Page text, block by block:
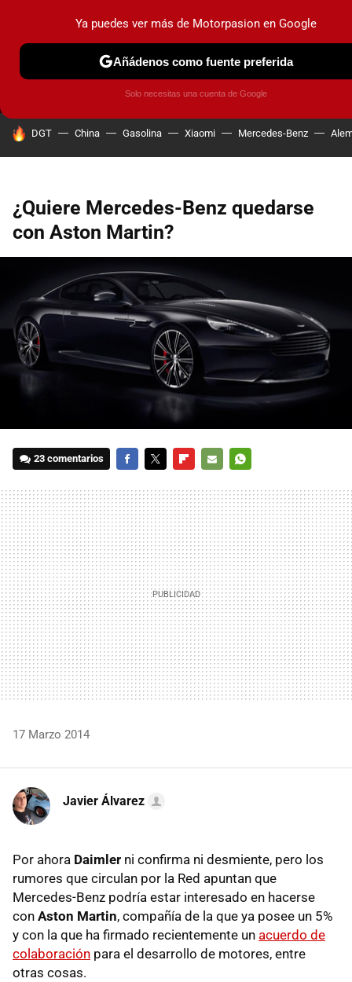
MENÚ NUEVO
COCHES ELÉCTRICOS OBSERVATORIO
HOY SE HABLA DE
DGT China Gasolina Xiaomi Mercedes-Benz
¿Quiere Mercedes-Benz quedarse
con Aston Martin?
23 comentarios
MAIL
17 Marzo 2014
Javier Álvarez
Por ahora Daimler ni confirma ni desmiente, pero los
rumores que circulan por la Red apuntan que
Mercedes-Benz podría estar interesado en hacerse
con Aston Martin, compañía de la que ya posee un 5%
y con la que ha firmado recientemente un acuerdo de
colaboración para el desarrollo de motores, entre
otras cosas.
Ya puedes ver más de Motorpasion en Google
Añádenos como fuente preferida
Solo necesitas una cuenta de Google